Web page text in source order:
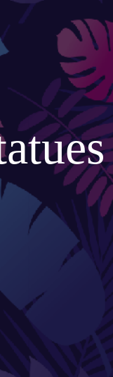
OMBRAGE
et pieds